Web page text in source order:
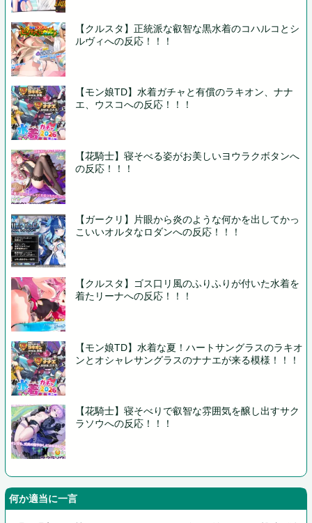
【クルスタ】正統派な叡智な黒水着のコハルコとシ
ルヴィへの反応！！！
【モン娘TD】水着ガチャと有償のラキオン、ナナ
エ、ウスコへの反応！！！
【花騎士】寝そべる姿がお美しいヨウラクボタンへ
の反応！！！
【ガークリ】片眼から炎のような何かを出してかっ
こいいオルタなロダンへの反応！！！
【クルスタ】ゴス口リ風のふりふりが付いた水着を
着たリーナへの反応！！！
【モン娘TD】水着な夏！ハートサングラスのラキオ
ンとオシャレサングラスのナナエが来る模様！！！
【花騎士】寝そべりで叡智な雰囲気を醸し出すサク
ラソウへの反応！！！
何か適当に一言